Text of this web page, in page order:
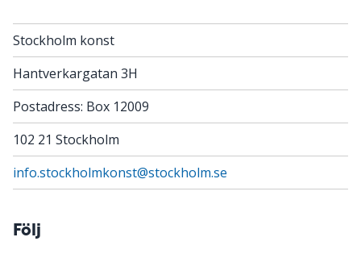
Stockholm konst
Hantverkargatan 3H
Postadress: Box 12009
102 21 Stockholm
info.stockholmkonst@stockholm.se
Följ